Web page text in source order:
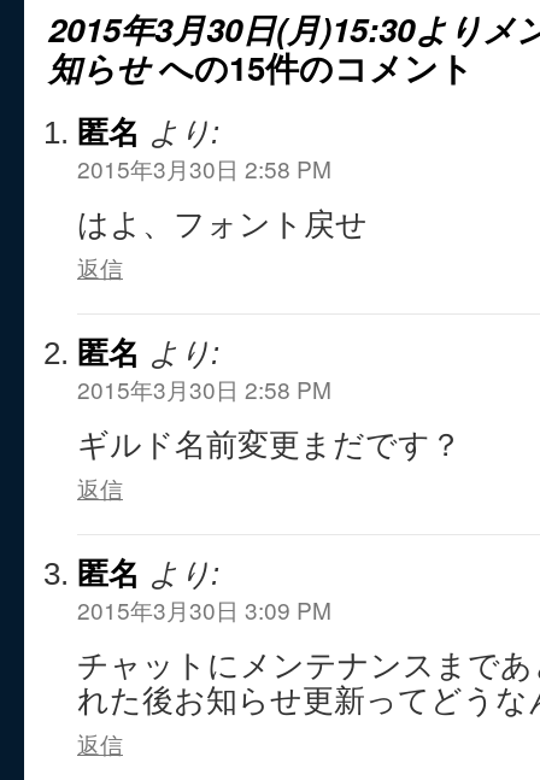
2015年3月30日(月)15:30よりメ
知らせへの15件のコメント
匿名 より:
2015年3月30日 2:58 PM
はよ、フォント戻せ
返信
匿名 より:
2015年3月30日 2:58 PM
ギルド名前変更まだです？
返信
匿名 より:
2015年3月30日 3:09 PM
チャットにメンテナンスまで
れた後お知らせ更新ってどうな
返信